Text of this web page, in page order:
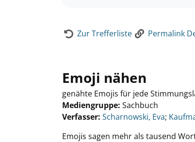
Zur Trefferliste Permalink
Emoji nähen
genähte Emojis für jede
Mediengruppe: Sachbuch
Verfasser: Suche nach diesem
Scharnowski, Eva;
Emojis sagen mehr als tausend